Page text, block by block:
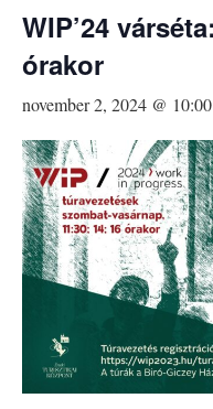
WIP’24
órakor
november 2, 2024 @ 10:00